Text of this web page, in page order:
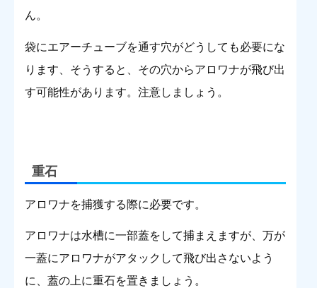
ん。
袋にエアーチューブを通す穴がどうしても必要にな
ります、そうすると、その穴からアロワナが飛び出
す可能性があります。注意しましょう。
重石
アロワナを捕獲する際に必要です。
アロワナは水槽に一部蓋をして捕まえますが、万が
一蓋にアロワナがアタックして飛び出さないよう
に、蓋の上に重石を置きましょう。